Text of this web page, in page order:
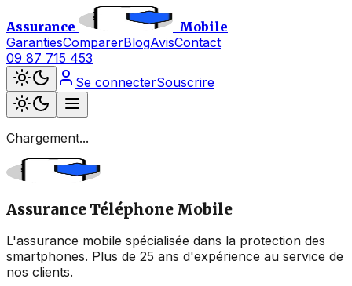
Assurance
Mobile
GarantiesComparerBlogAvisContact
09 87 715 453
Se connecterSouscrire
Chargement...
Assurance Téléphone Mobile
L'assurance mobile spécialisée dans la protection des
smartphones. Plus de 25 ans d'expérience au service de
nos clients.